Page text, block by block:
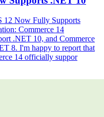
12 Now Fully Supports
Commerce 14
.NET 10, and Commerce
8. I'm happy to report that
14 officially suppor